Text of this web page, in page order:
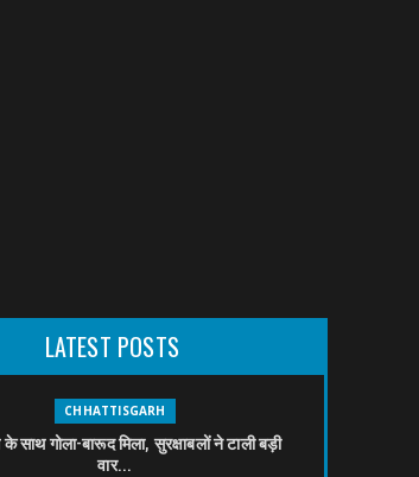
LATEST POSTS
CHHATTISGARH
साथ गोला-बारूद मिला, सुरक्षाबलों ने टाली बड़ी
वार...